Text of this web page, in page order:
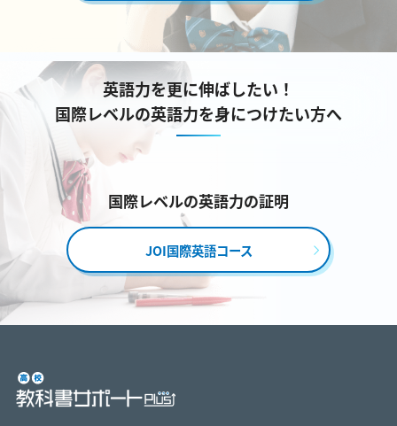
英語力を更に伸ばしたい！
国際レベルの英語力を身につけたい方へ
国際レベルの英語力の証明
JOI国際英語コース